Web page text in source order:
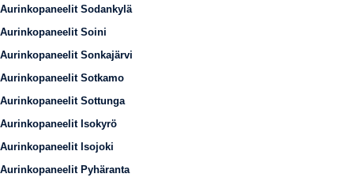
Aurinkopaneelit Sodankylä
Aurinkopaneelit Soini
Aurinkopaneelit Sonkajärvi
Aurinkopaneelit Sotkamo
Aurinkopaneelit Sottunga
Aurinkopaneelit Isokyrö
Aurinkopaneelit Isojoki
Aurinkopaneelit Pyhäranta